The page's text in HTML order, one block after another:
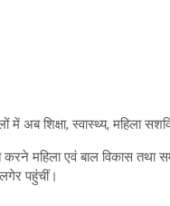
में अब शिक्षा, स्वास्थ्य, महिला
महिला एवं बाल विकास तथा
पहुंचीं।